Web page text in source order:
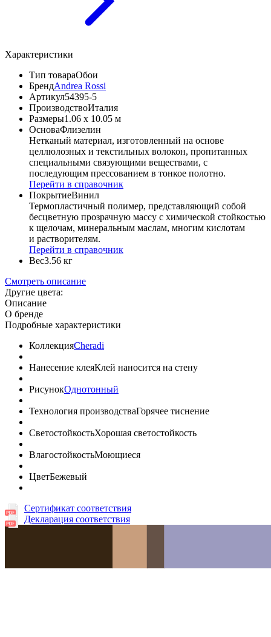
Характеристики
Тип товараОбои
БрендAndrea Rossi
Артикул54395-5
ПроизводствоИталия
Размеры1.06 x 10.05 м
ОсноваФлизелин
Нетканый материал, изготовленный на основе
целлюлозных и текстильных волокон, пропитанных
специальными связующими веществами, с
последующим прессованием в тонкое полотно.
Перейти в справочник
ПокрытиеВинил
Термопластичный полимер, представляющий собой
бесцветную прозрачную массу с химической стойкостью
к щелочам, минеральным маслам, многим кислотам
и растворителям.
Перейти в справочник
Вес3.56 кг
Смотреть описание
Другие цвета:
Описание
О бренде
Подробные характеристики
КоллекцияCheradi
Нанесение клеяКлей наносится на стену
РисунокОднотонный
Технология производстваГорячее тиснение
СветостойкостьХорошая светостойкость
ВлагостойкостьМоющиеся
ЦветБежевый
Сертификат соответствия
Декларация соответствия